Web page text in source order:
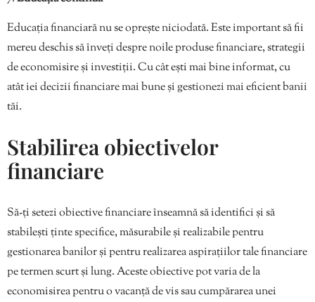
Educația financiară nu se oprește niciodată. Este important să fii
mereu deschis să înveți despre noile produse financiare, strategii
de economisire și investiții. Cu cât ești mai bine informat, cu
atât iei decizii financiare mai bune și gestionezi mai eficient banii
tăi.
Stabilirea obiectivelor
financiare
Să-ți setezi obiective financiare înseamnă să identifici și să
stabilești ținte specifice, măsurabile și realizabile pentru
gestionarea banilor și pentru realizarea aspirațiilor tale financiare
pe termen scurt și lung. Aceste obiective pot varia de la
economisirea pentru o vacanță de vis sau cumpărarea unei